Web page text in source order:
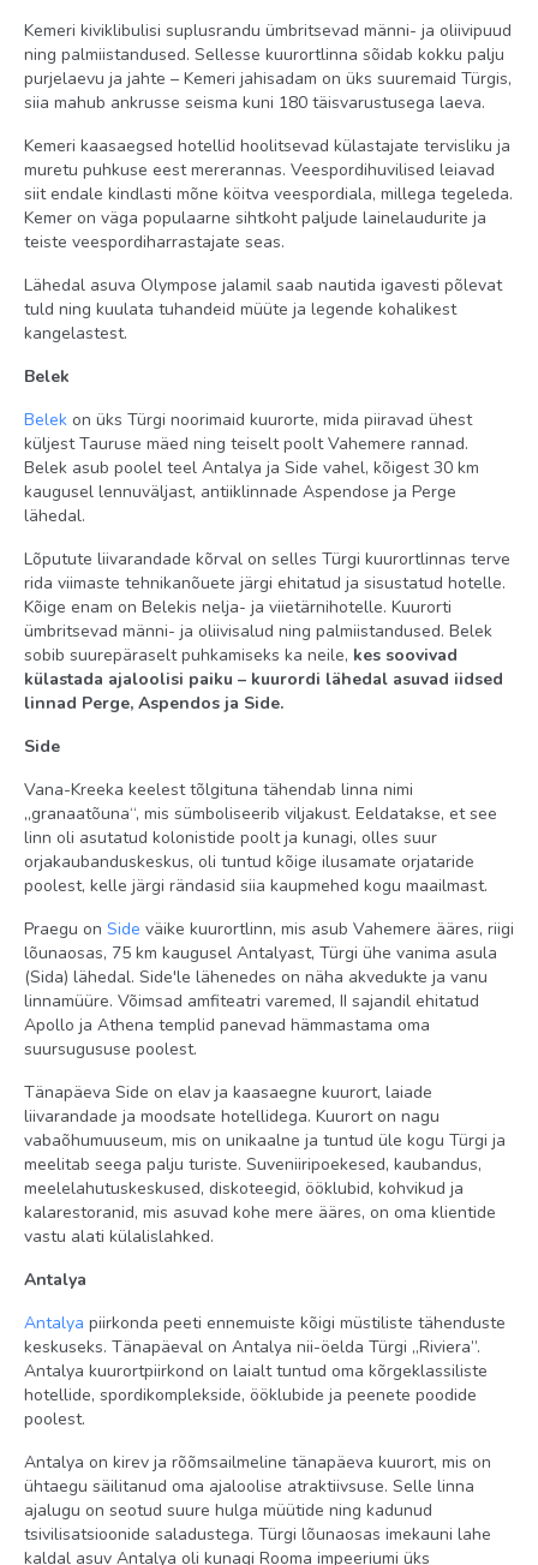
tenniseõpe tasuline
massaaž tasuline
piljard tasuline
jõusaal tasuta
rannavõrkpall tasuta
noolemäng tasuta
veesport tasuline
vibulaskmine tasuta
purjelauasõit tasuline (litsentsiga)
elav muusika tasuta (teatud päevadel)
petang tasuta
õhupüssist laskmine tasuta
meelelahutusprogramm tasuta
tenniseväljak tasuta (2 tenniseväljakut tartaankattega)
Rand
liiva-kiviklibune
oma
kai
Lamamistoolid, päikesevarjud ja madratsid rannas: tasuta
rätikud rannas: tasuta
Territoorium
dieettoidud
juuksur
spaa-keskus
keemiline puhastus
baarid: 5
konverentsisaalid: 1 (40-500 inimesele)
sisebasseinid: 1
restoranid: 1
rannarätikud basseini ääres: tasuta
A la carte restoranid: 4 (barbeque, kala - eelbroneerimisel,
itaalia ja sushi - tasulisel eelbroneerimisel)
pesumaja
basseinid: 1
päikesevarjud, lamamistoolid ja madratsid basseini ääres:
tasuta
Kemeri kiviklibulisi suplusrandu ümbritsevad männi- ja oliivipuud
ning palmiistandused. Sellesse kuurortlinna sõidab kokku palju
purjelaevu ja jahte – Kemeri jahisadam on üks suuremaid Türgis,
siia mahub ankrusse seisma kuni 180 täisvarustusega laeva.
Kemeri kaasaegsed hotellid hoolitsevad külastajate tervisliku ja
muretu puhkuse eest mererannas. Veespordihuvilised leiavad
siit endale kindlasti mõne köitva veespordiala, millega tegeleda.
Kemer on väga populaarne sihtkoht paljude lainelaudurite ja
teiste veespordiharrastajate seas.
Lähedal asuva Olympose jalamil saab nautida igavesti põlevat
tuld ning kuulata tuhandeid müüte ja legende kohalikest
kangelastest.
Belek
Belek on üks Türgi noorimaid kuurorte, mida piiravad ühest
küljest Tauruse mäed ning teiselt poolt Vahemere rannad.
Belek asub poolel teel Antalya ja Side vahel, kõigest 30 km
kaugusel lennuväljast, antiiklinnade Aspendose ja Perge
lähedal.
Lõputute liivarandade kõrval on selles Türgi kuurortlinnas terve
rida viimaste tehnikanõuete järgi ehitatud ja sisustatud hotelle.
Kõige enam on Belekis nelja- ja viietärnihotelle. Kuurorti
ümbritsevad männi- ja oliivisalud ning palmiistandused. Belek
sobib suurepäraselt puhkamiseks ka neile, kes soovivad
külastada ajaloolisi paiku – kuurordi lähedal asuvad iidsed
linnad Perge, Aspendos ja Side.
Side
Vana-Kreeka keelest tõlgituna tähendab linna nimi
„granaatõuna“, mis sümboliseerib viljakust. Eeldatakse, et see
linn oli asutatud kolonistide poolt ja kunagi, olles suur
orjakaubanduskeskus, oli tuntud kõige ilusamate orjataride
poolest, kelle järgi rändasid siia kaupmehed kogu maailmast.
Praegu on Side väike kuurortlinn, mis asub Vahemere ääres, riigi
lõunaosas, 75 km kaugusel Antalyast, Türgi ühe vanima asula
(Sida) lähedal. Side'le lähenedes on näha akvedukte ja vanu
linnamüüre. Võimsad amfiteatri varemed, II sajandil ehitatud
Apollo ja Athena templid panevad hämmastama oma
suursugususe poolest.
Tänapäeva Side on elav ja kaasaegne kuurort, laiade
liivarandade ja moodsate hotellidega. Kuurort on nagu
vabaõhumuuseum, mis on unikaalne ja tuntud üle kogu Türgi ja
meelitab seega palju turiste. Suveniiripoekesed, kaubandus,
meelelahutuskeskused, diskoteegid, ööklubid, kohvikud ja
kalarestoranid, mis asuvad kohe mere ääres, on oma klientide
vastu alati külalislahked.
Antalya
Antalya piirkonda peeti ennemuiste kõigi müstiliste tähenduste
keskuseks. Tänapäeval on Antalya nii-öelda Türgi „Riviera”.
Antalya kuurortpiirkond on laialt tuntud oma kõrgeklassiliste
hotellide, spordikomplekside, ööklubide ja peenete poodide
poolest.
Antalya on kirev ja rõõmsailmeline tänapäeva kuurort, mis on
ühtaegu säilitanud oma ajaloolise atraktiivsuse. Selle linna
ajalugu on seotud suure hulga müütide ning kadunud
tsivilisatsioonide saladustega. Türgi lõunaosas imekauni lahe
kaldal asuv Antalya oli kunagi Rooma impeeriumi üks